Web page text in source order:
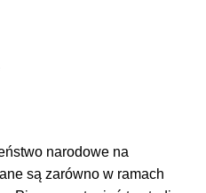
narodowe na
są zarówno w ramach